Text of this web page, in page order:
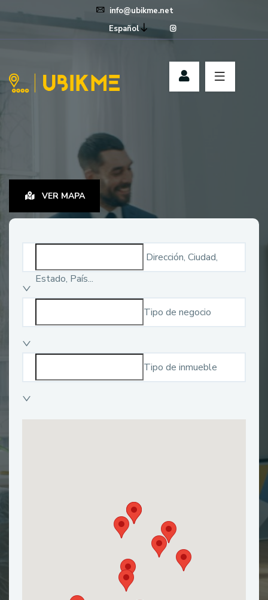
info@ubikme.net
Español
VER MAPA
Dirección, Ciudad,
Estado, País...
Tipo de negocio
Tipo de inmueble